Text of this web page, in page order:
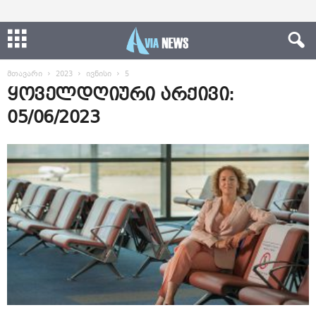
მთავარი 2023 ივნისი 5
ყოველდღიური არქივი:
05/06/2023